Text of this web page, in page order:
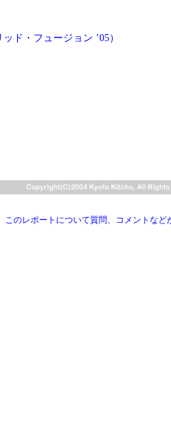
ド・フュージョン ’05）
このレポートについて質問、コメントなど